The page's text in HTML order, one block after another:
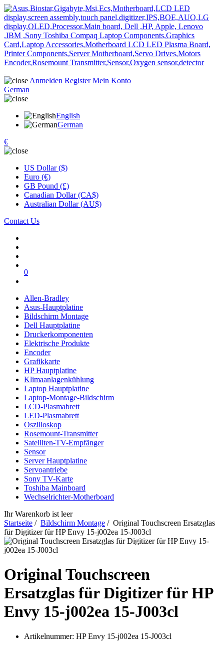
Anmelden Register Mein Konto
German
English
German
€
US Dollar ($)
Euro (€)
GB Pound (£)
Canadian Dollar (CA$)
Australian Dollar (AU$)
Contact Us
0
Allen-Bradley
Asus-Hauptplatine
Bildschirm Montage
Dell Hauptplatine
Druckerkomponenten
Elektrische Produkte
Encoder
Grafikkarte
HP Hauptplatine
Klimaanlagenkühlung
Laptop Hauptplatine
Laptop-Montage-Bildschirm
LCD-Plasmabrett
LED-Plasmabrett
Oszilloskop
Rosemount-Transmitter
Satelliten-TV-Empfänger
Sensor
Server Hauptplatine
Servoantriebe
Sony TV-Karte
Toshiba Mainboard
Wechselrichter-Motherboard
Ihr Warenkorb ist leer
Startseite / Bildschirm Montage / Original Touchscreen Ersatzglas
für Digitizer für HP Envy 15-j002ea 15-J003cl
Original Touchscreen
Ersatzglas für Digitizer für HP
Envy 15-j002ea 15-J003cl
Artikelnummer: HP Envy 15-j002ea 15-J003cl